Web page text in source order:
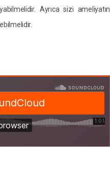
Ayrıca sizi ameliyatın